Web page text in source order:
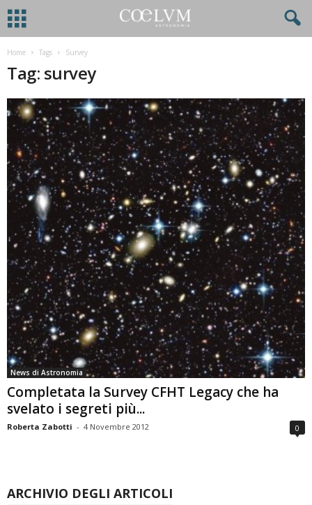
Home Tags Survey
Tag: survey
News di Astronomia
Completata la Survey CFHT Legacy che ha
svelato i segreti più...
Roberta Zabotti - 4 Novembre 2012 0
ARCHIVIO DEGLI ARTICOLI